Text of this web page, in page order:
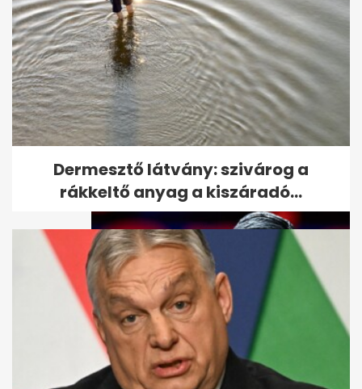
Hosszú Covid: 65 millió
érintett, a gyerekek 20%-ánál
is...
Dermesztő látvány: szivárog a
rákkeltő anyag a kiszáradó...